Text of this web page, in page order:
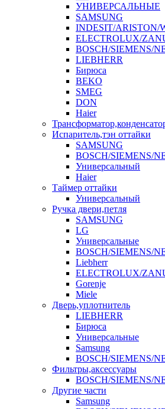
УНИВЕРСАЛЬНЫЕ
SAMSUNG
INDESIT/ARISTON/
ELECTROLUX/
BOSCH/SIEMENS/
LIEBHERR
Бирюса
BEKO
SMEG
DON
Haier
Испаритель,тэн оттайки
SAMSUNG
BOSCH/SIEMENS/
Универсальный
Haier
Таймер оттайки
Универсальный
Ручка двери,петля
SAMSUNG
LG
Универсальные
BOSCH/SIEMENS/
Liebherr
ELECTROLUX/
Gorenje
Miele
Дверь,уплотнитель
LIEBHERR
Бирюса
Универсальные
Samsung
BOSCH/SIEMENS/
Фильтры,аксессуары
BOSCH/SIEMENS/
Другие части
Samsung